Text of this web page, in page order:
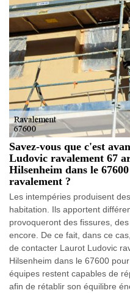
Savez-vous que c'est
Ludovic ravalement 67
Hilsenheim dans le
ravalement ?
Les intempéries produisent
habitation. Ils apportent
provoqueront des fissures,
encore. De ce fait, dans ce
de contacter Laurot Ludovic
Hilsenheim dans le 67600
équipes restent capables de
afin de rétablir son équilibre